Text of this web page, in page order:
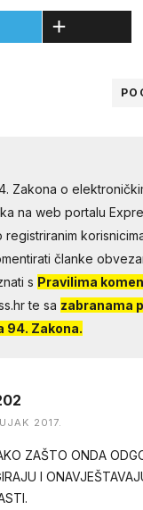
Zakona o
na web portalu
članke
s Pravilima
te sa zabranama
94. Zakona.
2017.
ZAŠTO ONDA
I